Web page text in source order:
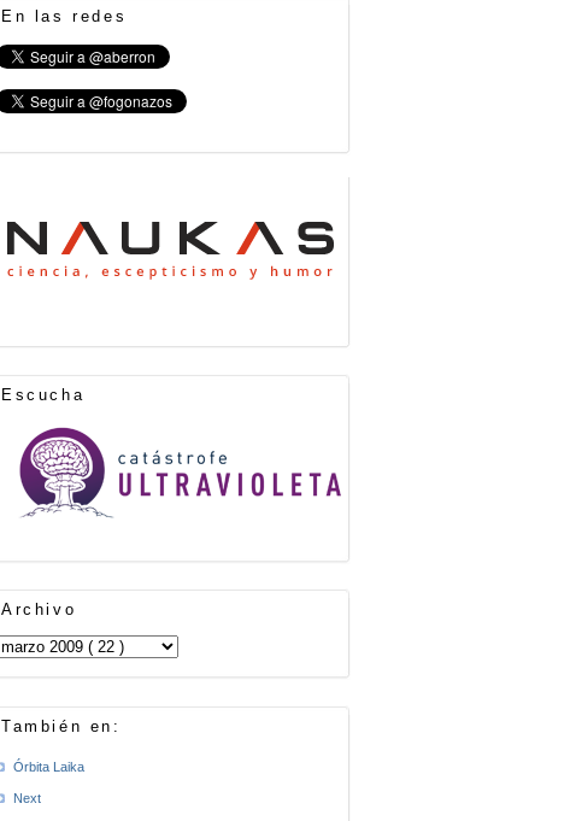
En las redes
Escucha
Archivo
También en:
Órbita Laika
Next